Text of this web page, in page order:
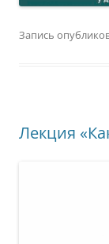
Запись
Лекция